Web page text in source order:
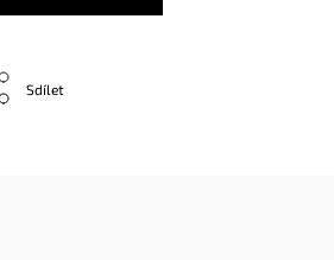
Sdílet